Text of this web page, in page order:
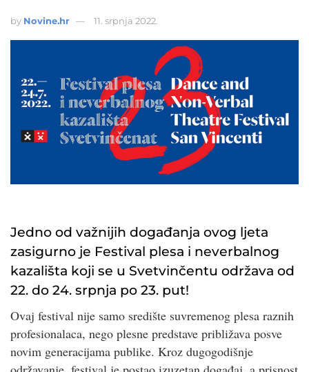
by Novine.hr 11. srpnja 2022.
Jedno od važnijih događanja ovog ljeta
zasigurno je Festival plesa i neverbalnog
kazališta koji se u Svetvinčentu održava od
22. do 24. srpnja po 23. put!
Ovaj festival nije samo središte suvremenog plesa raznih
profesionalaca, nego plesne predstave približava posve
novim generacijama publike. Kroz dugogodišnje